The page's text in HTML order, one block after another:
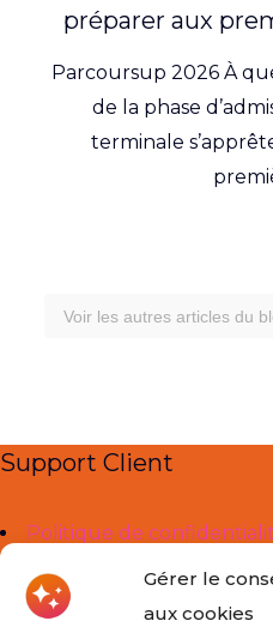
Gérer le
aux cookies
préparer aux
Parcoursup 2026 À
de la phase
terminale
Voir les autres articles du
Support Client
Politique de
Mentions légales